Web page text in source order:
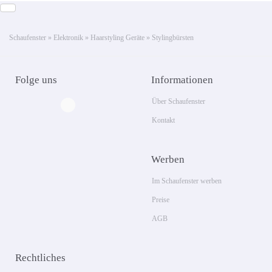
Schaufenster » Elektronik » Haarstyling Geräte » Stylingbürsten
Folge uns Informationen
Über Schaufenster
Kontakt
Werben
Im Schaufenster werben
Preise
AGB
Rechtliches